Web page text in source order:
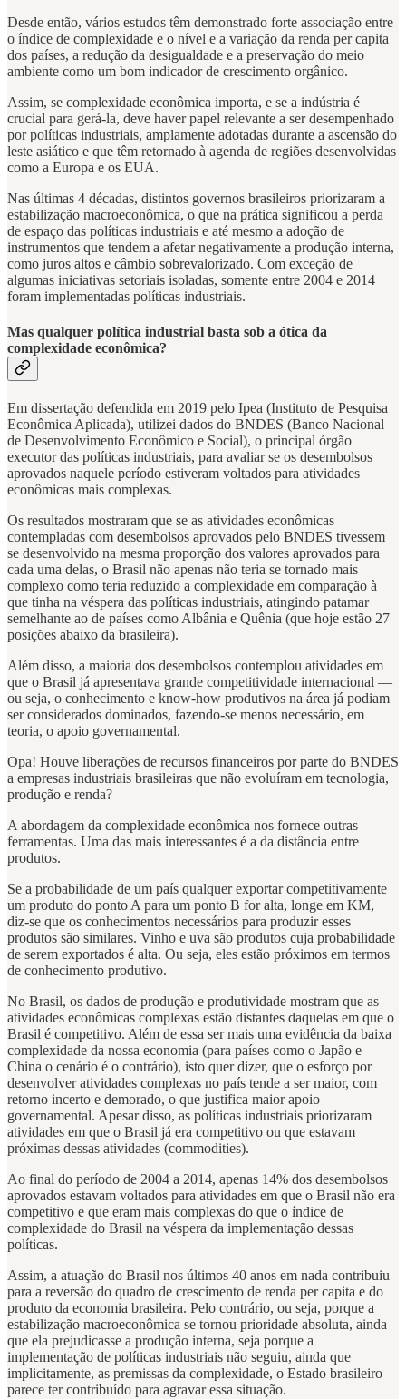
Desde então, vários estudos têm demonstrado forte associação entre
o índice de complexidade e o nível e a variação da renda per capita
dos países, a redução da desigualdade e a preservação do meio
ambiente como um bom indicador de crescimento orgânico.
Assim, se complexidade econômica importa, e se a indústria é
crucial para gerá-la, deve haver papel relevante a ser desempenhado
por políticas industriais, amplamente adotadas durante a ascensão do
leste asiático e que têm retornado à agenda de regiões desenvolvidas
como a Europa e os EUA.
Nas últimas 4 décadas, distintos governos brasileiros priorizaram a
estabilização macroeconômica, o que na prática significou a perda
de espaço das políticas industriais e até mesmo a adoção de
instrumentos que tendem a afetar negativamente a produção interna,
como juros altos e câmbio sobrevalorizado. Com exceção de
algumas iniciativas setoriais isoladas, somente entre 2004 e 2014
foram implementadas políticas industriais.
Mas qualquer política industrial basta sob a ótica da
complexidade econômica?
Em dissertação defendida em 2019 pelo Ipea (Instituto de Pesquisa
Econômica Aplicada), utilizei dados do BNDES (Banco Nacional
de Desenvolvimento Econômico e Social), o principal órgão
executor das políticas industriais, para avaliar se os desembolsos
aprovados naquele período estiveram voltados para atividades
econômicas mais complexas.
Os resultados mostraram que se as atividades econômicas
contempladas com desembolsos aprovados pelo BNDES tivessem
se desenvolvido na mesma proporção dos valores aprovados para
cada uma delas, o Brasil não apenas não teria se tornado mais
complexo como teria reduzido a complexidade em comparação à
que tinha na véspera das políticas industriais, atingindo patamar
semelhante ao de países como Albânia e Quênia (que hoje estão 27
posições abaixo da brasileira).
Além disso, a maioria dos desembolsos contemplou atividades em
que o Brasil já apresentava grande competitividade internacional —
ou seja, o conhecimento e know-how produtivos na área já podiam
ser considerados dominados, fazendo-se menos necessário, em
teoria, o apoio governamental.
Opa! Houve liberações de recursos financeiros por parte do BNDES
a empresas industriais brasileiras que não evoluíram em tecnologia,
produção e renda?
A abordagem da complexidade econômica nos fornece outras
ferramentas. Uma das mais interessantes é a da distância entre
produtos.
Se a probabilidade de um país qualquer exportar competitivamente
um produto do ponto A para um ponto B for alta, longe em KM,
diz-se que os conhecimentos necessários para produzir esses
produtos são similares. Vinho e uva são produtos cuja probabilidade
de serem exportados é alta. Ou seja, eles estão próximos em termos
de conhecimento produtivo.
No Brasil, os dados de produção e produtividade mostram que as
atividades econômicas complexas estão distantes daquelas em que o
Brasil é competitivo. Além de essa ser mais uma evidência da baixa
complexidade da nossa economia (para países como o Japão e
China o cenário é o contrário), isto quer dizer, que o esforço por
desenvolver atividades complexas no país tende a ser maior, com
retorno incerto e demorado, o que justifica maior apoio
governamental. Apesar disso, as políticas industriais priorizaram
atividades em que o Brasil já era competitivo ou que estavam
próximas dessas atividades (commodities).
Ao final do período de 2004 a 2014, apenas 14% dos desembolsos
aprovados estavam voltados para atividades em que o Brasil não era
competitivo e que eram mais complexas do que o índice de
complexidade do Brasil na véspera da implementação dessas
políticas.
Assim, a atuação do Brasil nos últimos 40 anos em nada contribuiu
para a reversão do quadro de crescimento de renda per capita e do
produto da economia brasileira. Pelo contrário, ou seja, porque a
estabilização macroeconômica se tornou prioridade absoluta, ainda
que ela prejudicasse a produção interna, seja porque a
implementação de políticas industriais não seguiu, ainda que
implicitamente, as premissas da complexidade, o Estado brasileiro
parece ter contribuído para agravar essa situação.